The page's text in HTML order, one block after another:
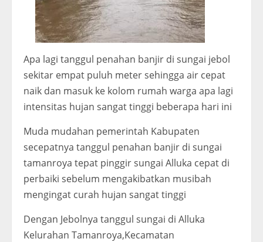
Apa lagi tanggul penahan banjir di sungai jebol
sekitar empat puluh meter sehingga air cepat
naik dan masuk ke kolom rumah warga apa lagi
intensitas hujan sangat tinggi beberapa hari ini
Muda mudahan pemerintah Kabupaten
secepatnya tanggul penahan banjir di sungai
tamanroya tepat pinggir sungai Alluka cepat di
perbaiki sebelum mengakibatkan musibah
mengingat curah hujan sangat tinggi
Dengan Jebolnya tanggul sungai di Alluka
Kelurahan Tamanroya,Kecamatan